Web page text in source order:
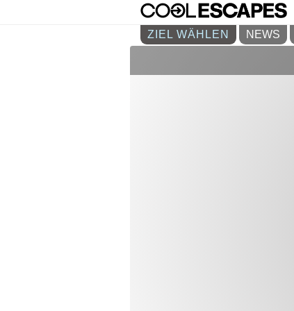
ZIEL WÄHLEN NEWS